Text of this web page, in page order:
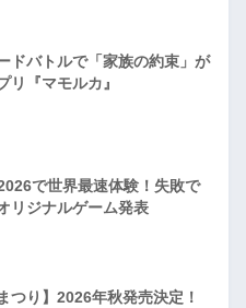
ドバトルで「家族の約束」が
リ『マモルカ』
で世界最速体験！失敗で
リジナルゲーム発表
つり】2026年秋発売決定！